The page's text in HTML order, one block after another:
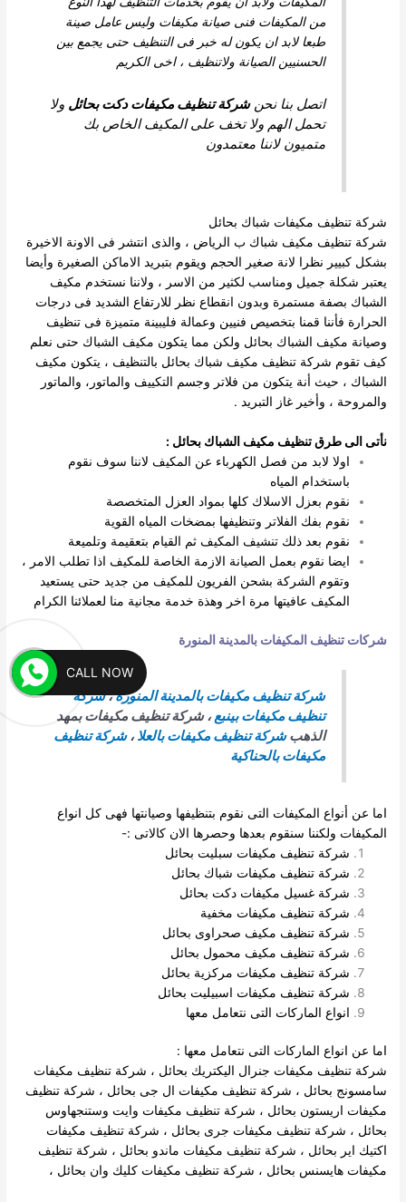
من المكيفات فنى صيانة مكيفات وليس عامل صينة
طبعا لابد ان يكون له خبر فى التنظيف حتى يجمع بين
الحسنيين الصيانة ولاتنظيف ، اخى الكريم
اتصل بنا نحنشركة تنظيف مكيفات دكت بحائل ولا
تحمل الهم ولا تخف على المكيف الخاص بك
متميون لاننا معتمدون
شركة تنظيف مكيفات شباك بحائل
شركة تنظيف مكيف شباك ب الرياض ، والذى انتشر فى الاونة الاخيرة
بشكل كبيير نظرا لانة صغير الحجم ويقوم بتبريد الاماكن الصغيرة وأيضا
يعتبر شكلة جميل ومناسب لكثير من الاسر ، ولاننا نستخدم مكيف
الشباك بصفة مستمرة وبدون انقطاع نظر للارتفاع الشديد فى درجات
الحرارة فأننا قمنا بتخصيص فنيين وعمالة فليبينة متميزة فى تنظيف
وصيانة مكيف الشباك بحائل ولكن مما يتكون مكيف الشباك حتى نعلم
كيف تقوم شركة تنظيف مكيف شباك بحائل بالتنظيف ، يتكون مكيف
الشباك ، حيث أنة يتكون من فلاتر وجسم التكييف والماتور، والماتور
والمروحة ، وأخير غاز التبريد .
نأتى الى طرق تنظيف مكيف الشباك بحائل :
اولا لابد من فصل الكهرباء عن المكيف لاننا سوف نقوم
باستخدام المياه
نقوم بعزل الاسلاك كلها بمواد العزل المتخصصة
نقوم بفك الفلاتر وتنظيفها بمضخات المياه القوية
نقوم بعد ذلك تنشيف المكيف ثم القيام بتعقيمة وتلميعة
ايضا نقوم بعمل الصيانة الازمة الخاصة للمكيف اذا تطلب الامر ،
وتقوم الشركة بشحن الفريون للمكيف من جديد حتى يستعيد
المكيف عافيتها مرة اخر وهذة خدمة مجانية منا لعملائنا الكرام
شركات تنظيف المكيفات بالمدينة المنورة
شركة تنظيف مكيفات بالمدينة المنورة،شركة
تنظيف مكيفات بينبع، شركة تنظيف مكيفات بمهد
الذهبشركة تنظيف مكيفات بالعلا،شركة تنظيف
مكيفات بالحناكية
اما عن أنواع المكيفات التى نقوم بتنظيفها وصيانتها فهى كل انواع
المكيفات ولكننا سنقوم بعدها وحصرها الان كالاتى :-
شركة تنظيف مكيفات سبليت بحائل
شركة تنظيف مكيفات شباك بحائل
شركة غسيل مكيفات دكت بحائل
شركة تنظيف مكيفات مخفية
شركة تنظيف مكيف صحراوى بحائل
شركة تنظيف مكيف محمول بحائل
شركة تنظيف مكيفات مركزية بحائل
شركة تنظيف مكيفات اسبيليت بحائل
انواع الماركات التى نتعامل معها
اما عن انواع الماركات التى نتعامل معها :
شركة تنظيف مكيفات جنرال اليكتريك بحائل ، شركة تنظيف مكيفات
سامسونج بحائل ، شركة تنظيف مكيفات ال جى بحائل ، شركة تنظيف
مكيفات اريستون بحائل ، شركة تنظيف مكيفات وايت وستنجهاوس
بحائل ، شركة تنظيف مكيفات جرى بحائل ، شركة تنظيف مكيفات
اكتيك اير بحائل ، شركة تنظيف مكيفات ماندو بحائل ، شركة تنظيف
مكيفات هايسنس بحائل ، شركة تنظيف مكيفات كليك وان بحائل ،
CALL NOW